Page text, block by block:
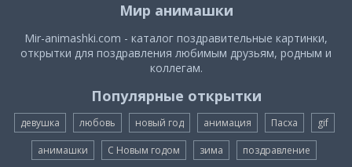
Мир анимашки
Mir-animashki.com - каталог поздравительные картинки,
открытки для поздравления любимым друзьям, родным и
коллегам.
Популярные открытки
девушка любовь новый год анимация Пасха gif
анимашки С Новым годом зима поздравление